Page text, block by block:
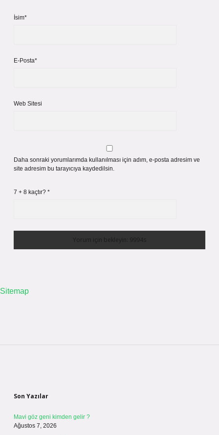
İsim*
E-Posta*
Web Sitesi
Daha sonraki yorumlarımda kullanılması için adım, e-posta adresim ve
site adresim bu tarayıcıya kaydedilsin.
7 + 8 kaçtır? *
Sitemap
Son Yazılar
Mavi göz geni kimden gelir ?
Ağustos 7, 2026